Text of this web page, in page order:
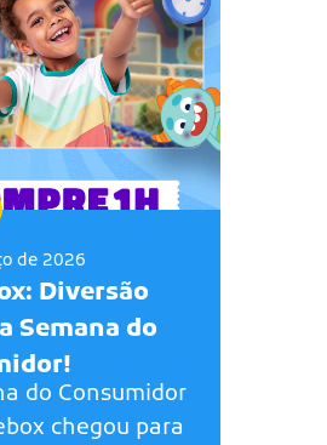
de 2026
Diversão
Semana do
do Consumidor
chegou para